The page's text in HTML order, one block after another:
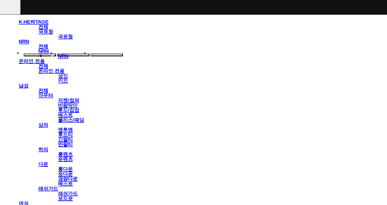
K-HERITAGE
전체
국유청
국유청
NRN
전체
NRN
NRN
온라인 전용
전체
온라인 전용
성인
키즈
남성
전체
아우터
자켓/점퍼
바람막이
후드/집업
베스트
플리스/패딩
상의
맨투맨
후드티
긴팔티
반팔티
하의
롱팬츠
숏팬츠
다운
롱다운
숏다운
경량다운
베스트
래쉬가드
래쉬가드
보드숏
여성